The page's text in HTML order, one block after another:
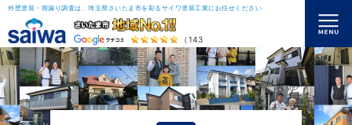
外壁塗装・雨漏り調査は、埼玉県さいたま市を彩るサイワ塗装工業にお任せください
（143）